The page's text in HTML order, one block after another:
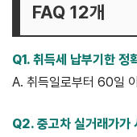
FAQ 12개
Q1. 취득세 납부기한 정
A. 취득일로부터 60일
Q2. 중고차 실거래가가